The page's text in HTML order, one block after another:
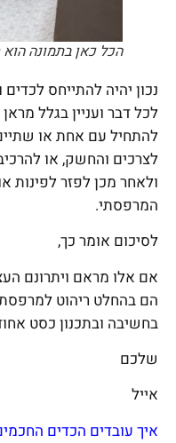
הכל כאן בתמונה הוא
נכון יהיה להתייחס לכדים
לכל דבר ועניין בגלל מראן
להתחיל עם אחת או שתיים
לצרכים והחשק, או
ולאחר מכן לפזר לפינות
המרפסתי.
לסיכום אומר כך,
אם אלו מראם ויתרונם
הם בהחלט ריהוט למרפסת
בחשיבה ובתכנון כסט אחוד
שלכם
אייל
איך עובדים הכדים החכמים?